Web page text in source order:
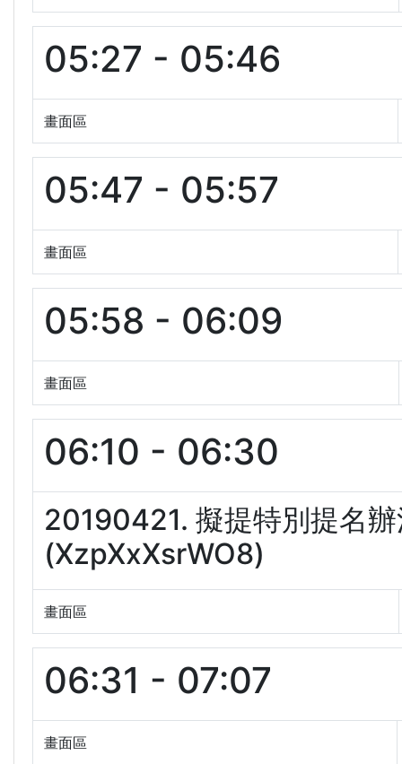
05:27 - 05:46
畫面區
05:47 - 05:57
畫面區
05:58 - 06:09
畫面區
06:10 - 06:30
20190421. 擬提特別提名
(XzpXxXsrWO8)
畫面區
06:31 - 07:07
畫面區